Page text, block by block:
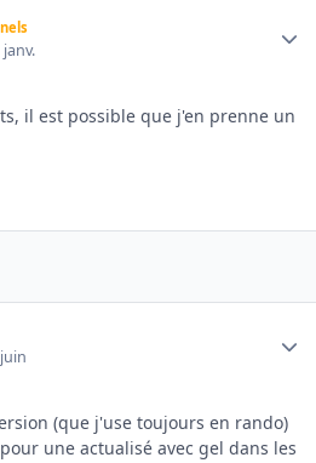
janv.
il est possible que j'en prenne un
(que j'use toujours en rando)
une actualisé avec gel dans les